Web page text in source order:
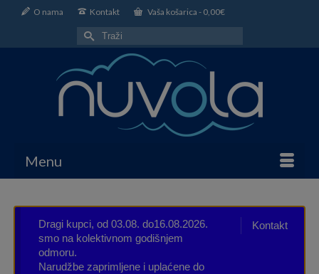
O nama Kontakt Vaša košarica - 0,00€
Search
for:
Menu
Kontakt
Dragi kupci, od 03.08. do16.08.2026.
smo na kolektivnom godišnjem
odmoru.
Narudžbe zaprimljene i uplaćene do